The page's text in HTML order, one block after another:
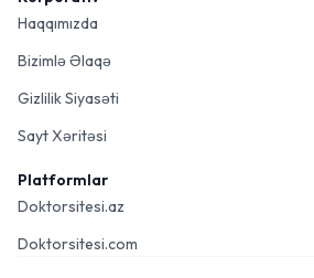
Haqqımızda
Bizimlə Əlaqə
Gizlilik Siyasəti
Sayt Xəritəsi
Platformlar
Doktorsitesi.az
Doktorsitesi.com